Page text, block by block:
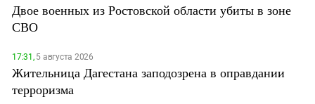
Двое военных из Ростовской области убиты в зоне
СВО
17:31,5 августа 2026
Жительница Дагестана заподозрена в оправдании
терроризма